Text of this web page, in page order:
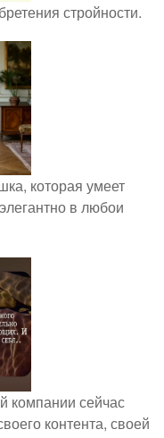
стройности.
которая умеет
в любои
компании сейчас
контента, своей